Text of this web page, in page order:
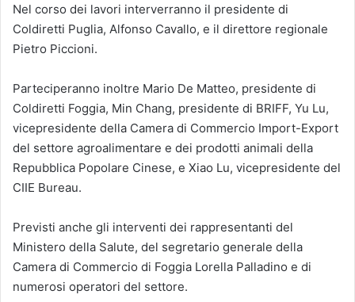
Nel corso dei lavori interverranno il presidente di
Coldiretti Puglia, Alfonso Cavallo, e il direttore regionale
Pietro Piccioni.
Parteciperanno inoltre Mario De Matteo, presidente di
Coldiretti Foggia, Min Chang, presidente di BRIFF, Yu Lu,
vicepresidente della Camera di Commercio Import-Export
del settore agroalimentare e dei prodotti animali della
Repubblica Popolare Cinese, e Xiao Lu, vicepresidente del
CIIE Bureau.
Previsti anche gli interventi dei rappresentanti del
Ministero della Salute, del segretario generale della
Camera di Commercio di Foggia Lorella Palladino e di
numerosi operatori del settore.